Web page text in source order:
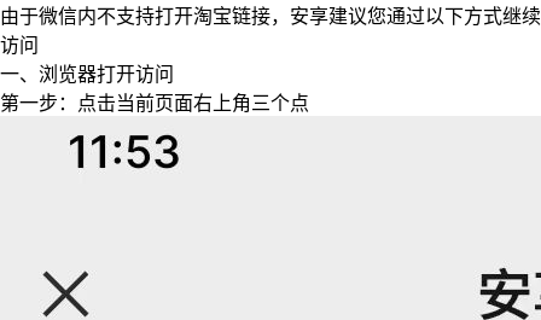
由于微信内不支持打开淘宝链接，安享建议您通过以下方式继续
访问
一、浏览器打开访问
第一步：点击当前页面右上角三个点